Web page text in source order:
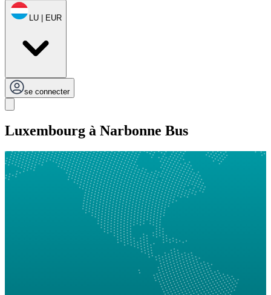
LU | EUR
se connecter
Luxembourg à Narbonne Bus